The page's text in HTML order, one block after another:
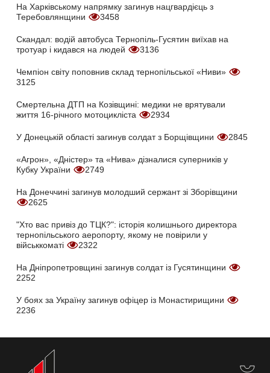
На Харківському напрямку загинув нацгвардієць з
Теребовлянщини
3458
Скандал: водій автобуса Тернопіль-Гусятин виїхав на
тротуар і кидався на людей
3136
Чемпіон світу поповнив склад тернопільської «Ниви»
3125
Смертельна ДТП на Козівщині: медики не врятували
життя 16-річного мотоцикліста
2934
У Донецькій області загинув солдат з Борщівщини 2845
«Агрон», «Дністер» та «Нива» дізналися суперників у
Кубку України
2749
На Донеччині загинув молодший сержант зі Зборівщини
2625
"Хто вас привіз до ТЦК?": історія колишнього директора
тернопільського аеропорту, якому не повірили у
військкоматі
2322
На Дніпропетровщині загинув солдат із Гусятинщини
2252
У боях за Україну загинув офіцер із Монастирищини
2236